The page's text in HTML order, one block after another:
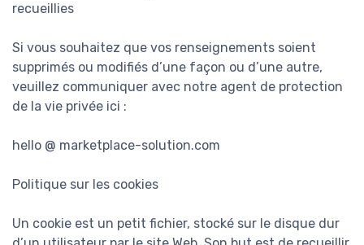
recueillies
Si vous souhaitez que vos renseignements soient
supprimés ou modifiés d’une façon ou d’une autre,
veuillez communiquer avec notre agent de protection
de la vie privée ici :
hello @ marketplace-solution.com
Politique sur les cookies
Un cookie est un petit fichier, stocké sur le disque dur